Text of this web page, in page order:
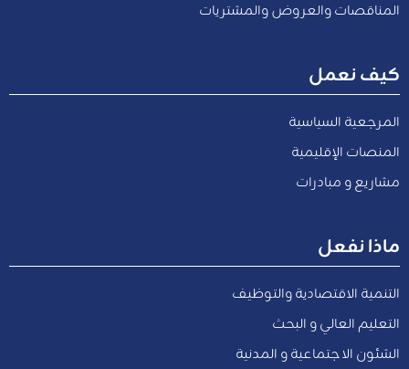
المناقصات والعروض والمشتريات
كيف نعمل
المرجعية السياسية
المنصات الإقليمية
مشاريع و مبادرات
ماذا نفعل
التنمية الاقتصادية والتوظيف
التعليم العالي و البحث
الشئون الاجتماعية و المدنية